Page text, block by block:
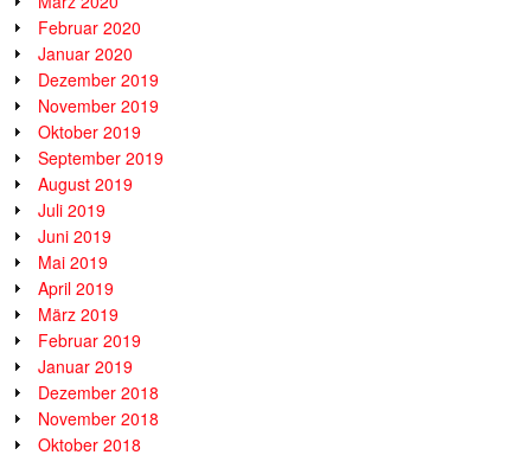
Februar 2020
Januar 2020
Dezember 2019
November 2019
Oktober 2019
September 2019
August 2019
Juli 2019
Juni 2019
Mai 2019
April 2019
März 2019
Februar 2019
Januar 2019
Dezember 2018
November 2018
Oktober 2018